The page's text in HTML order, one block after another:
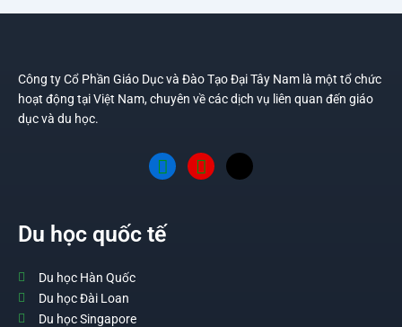
Công ty Cổ Phần Giáo Dục và Đào Tạo Đại Tây Nam là một tổ chức
hoạt động tại Việt Nam, chuyên về các dịch vụ liên quan đến giáo
dục và du học.
Du học quốc tế
Du học Hàn Quốc
Du học Đài Loan
Du học Singapore